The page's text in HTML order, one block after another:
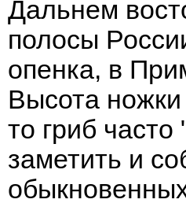
Дальнем
полосы
опенка, в
Высота
то гриб часто
заметить и